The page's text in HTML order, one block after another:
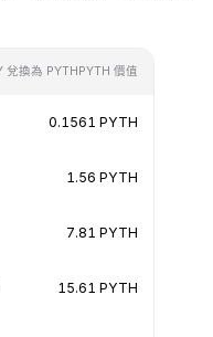
兌換為 PYTHPYTH 價值
0.1561 PYTH
1.56 PYTH
7.81 PYTH
15.61 PYTH